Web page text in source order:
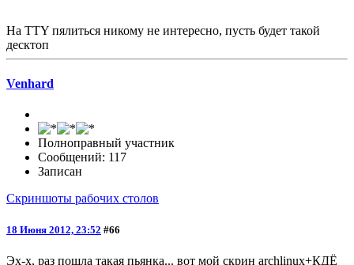
На TTY пялиться никому не интересно, пусть будет такой
десктоп
Venhard
Полноправный участник
Сообщений: 117
Записан
Скриншоты рабочих столов
18 Июня 2012, 23:52 #66
Эх-х, раз пошла такая пьянка... вот мой скрин archlinux+КДЁ